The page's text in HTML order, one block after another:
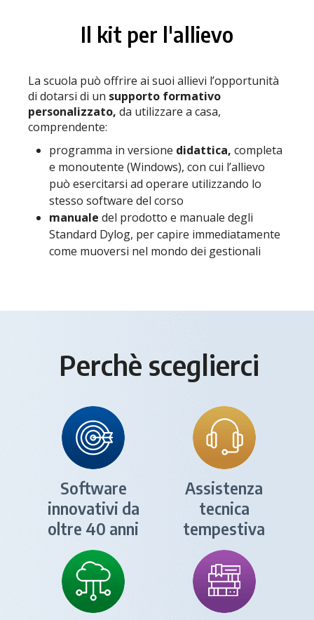
Il kit per l'allievo
La scuola può offrire ai suoi allievi l’opportunità
di dotarsi di un supporto formativo
personalizzato, da utilizzare a casa,
comprendente:
programma in versione didattica, completa
e monoutente (Windows), con cui l’allievo
può esercitarsi ad operare utilizzando lo
stesso software del corso
manuale del prodotto e manuale degli
Standard Dylog, per capire immediatamente
come muoversi nel mondo dei gestionali
Perchè sceglierci
Software
innovativi da
oltre 40 anni
Assistenza
tecnica
tempestiva